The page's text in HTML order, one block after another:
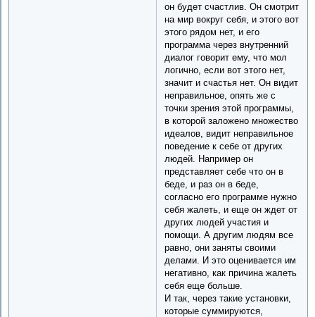
он будет счастлив. Он смотрит
на мир вокруг себя, и этого вот
этого рядом нет, и его
программа через внутренний
диалог говорит ему, что мол
логично, если вот этого нет,
значит и счастья нет. Он видит
неправильное, опять же с
точки зрения этой программы,
в которой заложено множество
идеалов, видит неправильное
поведение к себе от других
людей. Например он
представляет себе что он в
беде, и раз он в беде,
согласно его программе нужно
себя жалеть, и еще он ждет от
других людей участия и
помощи. А другим людям все
равно, они заняты своими
делами. И это оценивается им
негативно, как причина жалеть
себя еще больше.
И так, через такие установки,
которые суммируются,